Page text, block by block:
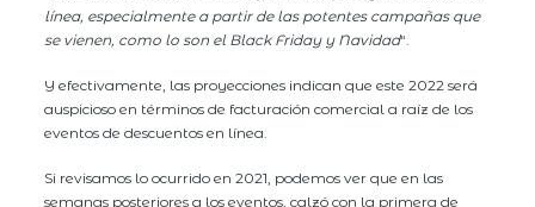
línea, especialmente a partir de las potentes campañas que
se vienen, como lo son el Black Friday y Navidad“.
Y efectivamente, las proyecciones indican que este 2022 será
auspicioso en términos de facturación comercial a raíz de los
eventos de descuentos en línea.
Si revisamos lo ocurrido en 2021, podemos ver que en las
semanas posteriores a los eventos, calzó con la primera de